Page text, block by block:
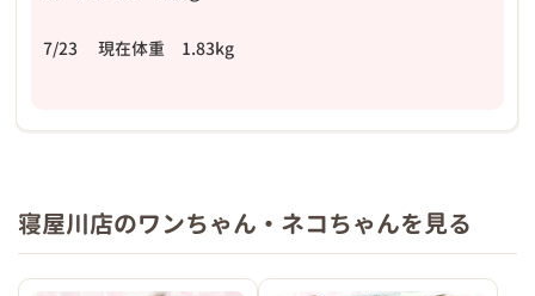
7/23 現在体重 1.83kg
寝屋川店のワンちゃん・ネコちゃんを見る